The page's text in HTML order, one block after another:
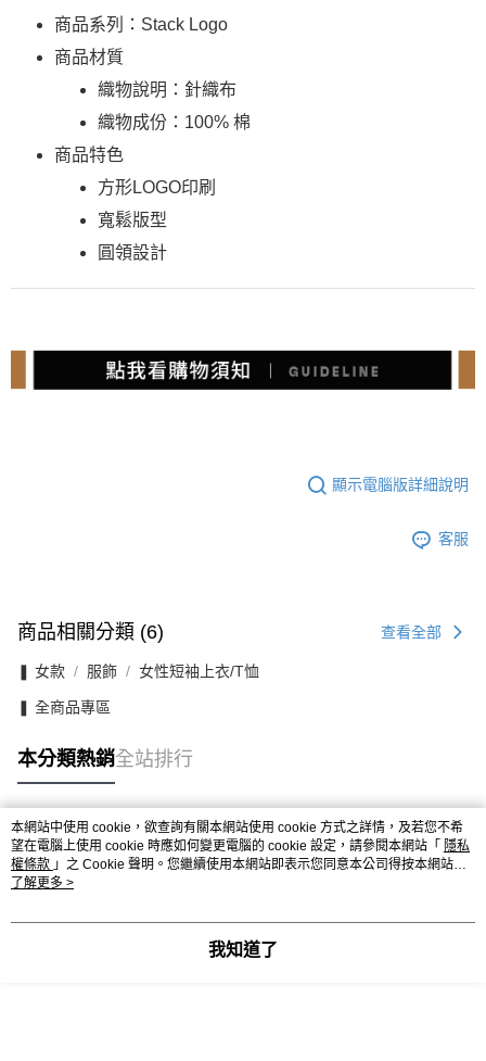
商品系列：Stack Logo
商品材質
織物說明：針織布
織物成份：100% 棉
商品特色
方形LOGO印刷
寬鬆版型
圓領設計
顯示電腦版詳細說明
客服
商品相關分類 (6) 查看全部
❚ 女款 服飾 女性短袖上衣/T恤
❚ 全商品專區
本分類熱銷全站排行
熱門標籤
本網站中使用 cookie，欲查詢有關本網站使用 cookie 方式之詳情，及若您不希
望在電腦上使用 cookie 時應如何變更電腦的 cookie 設定，請參閱本網站「 隱私
權條款 」之 Cookie 聲明。您繼續使用本網站即表示您同意本公司得按本網站使
用條款之 Cookie 聲明使用 cookie。
了解更多 >
我知道了